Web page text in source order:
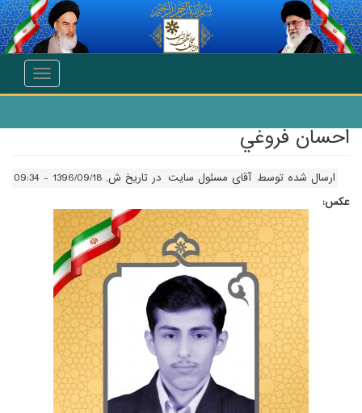
انتقال به محتوای اصلی
Toggle
احسان فروغي
ارسال شده توسط آقای مسئول سایت در تاریخ ش, 1396/09/18 - 09:34
عکس: